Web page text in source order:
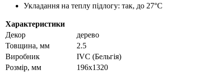
Укладання на теплу підлогу: так, до 27°C
Характеристики
Декор
дерево
Товщина, мм
2.5
Виробник
IVC (Бельгія)
Розмір, мм
196х1320